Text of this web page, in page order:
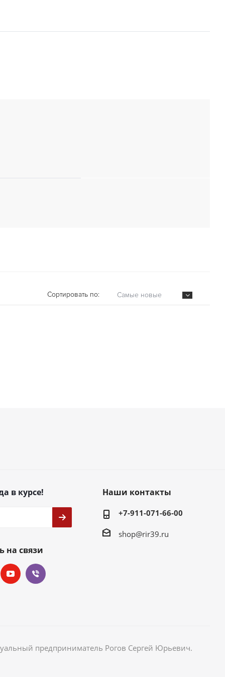
Сортировать по: Самые новые
в курсе!
на связи
Наши контакты
+7-911-071-66-00
shop@rir39.ru
предприниматель Рогов Сергей Юрьевич.